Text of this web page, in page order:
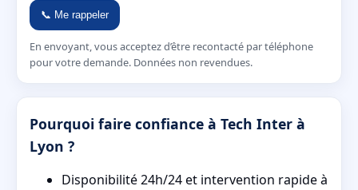
📞 Me rappeler
En envoyant, vous acceptez d’être recontacté par téléphone
pour votre demande. Données non revendues.
Pourquoi faire confiance à Tech Inter à
Lyon ?
Disponibilité 24h/24 et intervention rapide à